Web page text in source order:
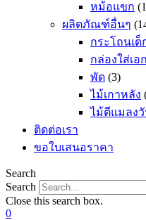
หม้อแขก
ผลิตภัณฑ์อื่นๆ
กระโถนเด็
กล่องใส่เอ
พัด (3)
ไม้เกาหลัง
ไม้ตีแมลง
ติดต่อเรา
ขอใบเสนอราคา
Search
Search
Close this search box.
0